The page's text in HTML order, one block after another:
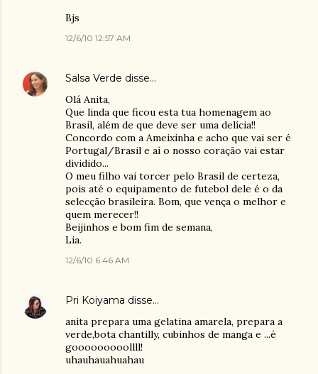
Bjs
12/6/10 12:57 AM
Salsa Verde disse…
Olá Anita,
Que linda que ficou esta tua homenagem ao
Brasil, além de que deve ser uma delícia!!
Concordo com a Ameixinha e acho que vai ser é
Portugal/Brasil e aí o nosso coração vai estar
dividido...
O meu filho vai torcer pelo Brasil de certeza,
pois até o equipamento de futebol dele é o da
selecção brasileira. Bom, que vença o melhor e
quem merecer!!
Beijinhos e bom fim de semana,
Lia.
12/6/10 6:46 AM
Pri Koiyama disse…
anita prepara uma gelatina amarela, prepara a
verde,bota chantilly, cubinhos de manga e ...é
gooooooooollll!
uhauhauahuahau